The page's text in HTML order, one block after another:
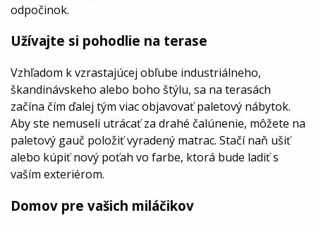
odpočinok.
Užívajte si pohodlie na terase
Vzhľadom k vzrastajúcej obľube industriálneho,
škandinávskeho alebo boho štýlu, sa na terasách
začína čím ďalej tým viac objavovať paletový nábytok.
Aby ste nemuseli utrácať za drahé čalúnenie, môžete na
paletový gauč položiť vyradený matrac. Stačí naň ušiť
alebo kúpiť nový poťah vo farbe, ktorá bude ladiť s
vaším exteriérom.
Domov pre vašich miláčikov